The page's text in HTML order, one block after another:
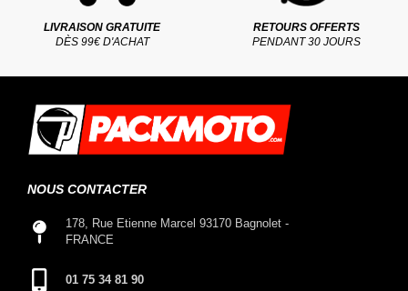
LIVRAISON GRATUITE
DÈS 99€ D'ACHAT
RETOURS OFFERTS
PENDANT 30 JOURS
NOUS CONTACTER
178, Rue Etienne Marcel 93170 Bagnolet -
FRANCE
01 75 34 81 90